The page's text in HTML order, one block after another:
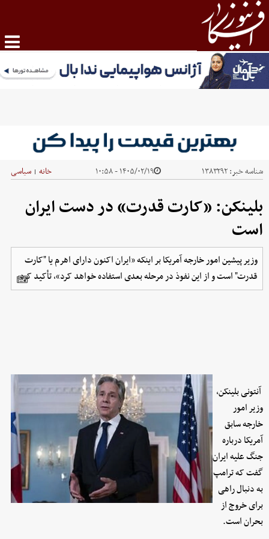
شناسه خبر:۱۳۸۳۲۹۲ ۱۴۰۵/۰۲/۱۹ - ۱۰:۵۸ خانه | سیاسی
بلینکن: «کارت قدرت» در دست ایران
است
وزیر پیشین امور خارجه آمریکا بر اینکه «ایران اکنون دارای اهرم یا "کارت
قدرت" است و از این نفوذ در مرحله بعدی استفاده خواهد کرد»، تأکید کرد.
آنتونی بلینکن،
وزیر امور
خارجه سابق
آمریکا درباره
جنگ علیه ایران
گفت که ترامپ
به دنبال راهی
برای خروج از
بحران است.